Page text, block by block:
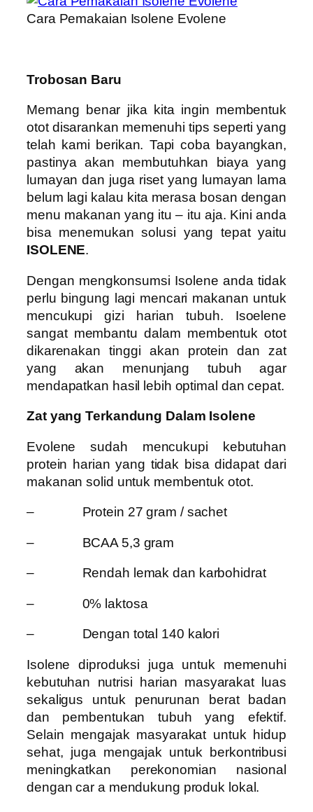
Cara Pemakaian Isolene Evolene
Trobosan Baru
Memang benar jika kita ingin membentuk
otot disarankan memenuhi tips seperti yang
telah kami berikan. Tapi coba bayangkan,
pastinya akan membutuhkan biaya yang
lumayan dan juga riset yang lumayan lama
belum lagi kalau kita merasa bosan dengan
menu makanan yang itu – itu aja. Kini anda
bisa menemukan solusi yang tepat yaitu
ISOLENE.
Dengan mengkonsumsi Isolene anda tidak
perlu bingung lagi mencari makanan untuk
mencukupi gizi harian tubuh. Isoelene
sangat membantu dalam membentuk otot
dikarenakan tinggi akan protein dan zat
yang akan menunjang tubuh agar
mendapatkan hasil lebih optimal dan cepat.
Zat yang Terkandung Dalam Isolene
Evolene sudah mencukupi kebutuhan
protein harian yang tidak bisa didapat dari
makanan solid untuk membentuk otot.
– Protein 27 gram / sachet
– BCAA 5,3 gram
– Rendah lemak dan karbohidrat
– 0% laktosa
– Dengan total 140 kalori
Isolene diproduksi juga untuk memenuhi
kebutuhan nutrisi harian masyarakat luas
sekaligus untuk penurunan berat badan
dan pembentukan tubuh yang efektif.
Selain mengajak masyarakat untuk hidup
sehat, juga mengajak untuk berkontribusi
meningkatkan perekonomian nasional
dengan car a mendukung produk lokal.